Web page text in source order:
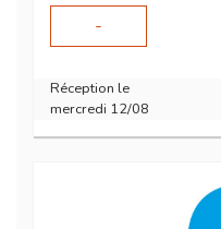
-
Réception le
mercredi 12/08